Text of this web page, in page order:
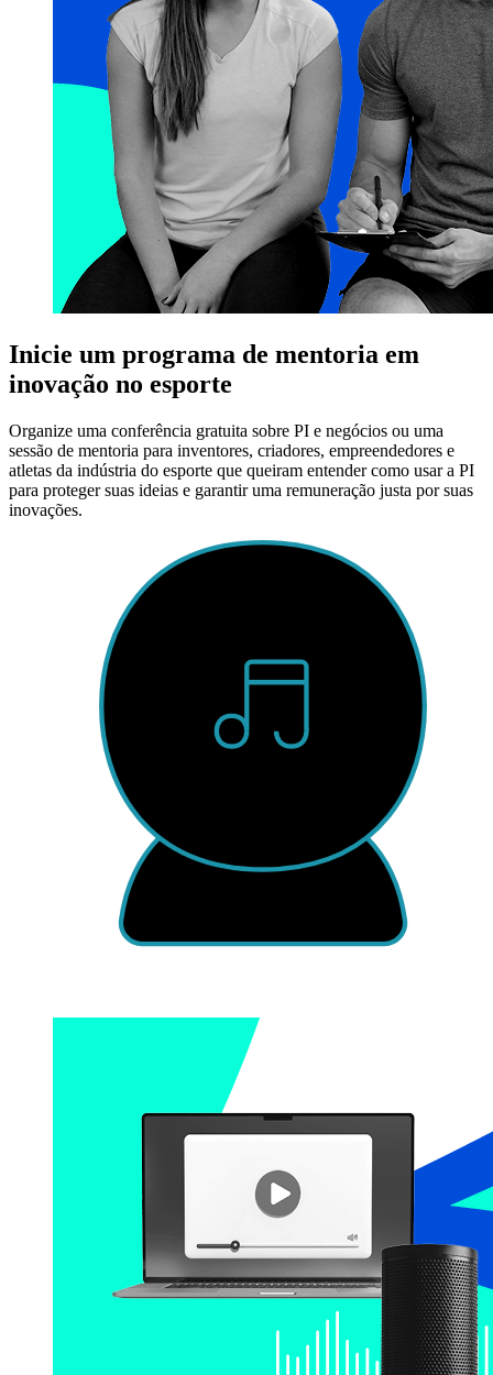
Inicie um programa de mentoria em
inovação no esporte
Organize uma conferência gratuita sobre PI e negócios ou uma
sessão de mentoria para inventores, criadores, empreendedores e
atletas da indústria do esporte que queiram entender como usar a PI
para proteger suas ideias e garantir uma remuneração justa por suas
inovações.